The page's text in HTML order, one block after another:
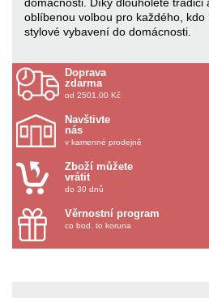
oblíbenou volbou pro každého, kdo
stylové vybavení do domácnosti.
Doprava
zdarma
od 2501.00 Kč
Navštivte
nás
v kamenné prodejně
Zboží můžete
vrátit
do 30 dnů
Věrnostní program
co bod, to koruna